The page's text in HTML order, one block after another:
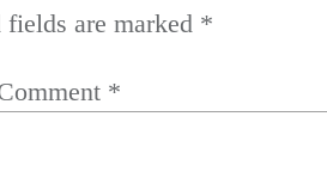
fields are marked *
*